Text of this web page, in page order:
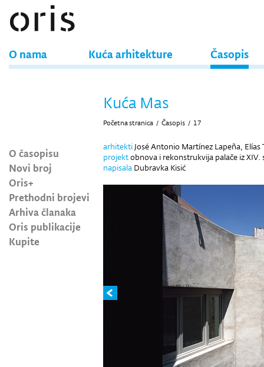
O nama Kuća arhitekture Časopis
O časopisu
Novi broj
Oris+
Prethodni brojevi
Arhiva članaka
Oris publikacije
Kupite
Kuća Mas
Početna stranica / Časopis / 17
arhitekti José Antonio Martínez Lapeña, Elías
projektobnova i rekonstrukvija palače iz XIV.
napisala Dubravka Kisić